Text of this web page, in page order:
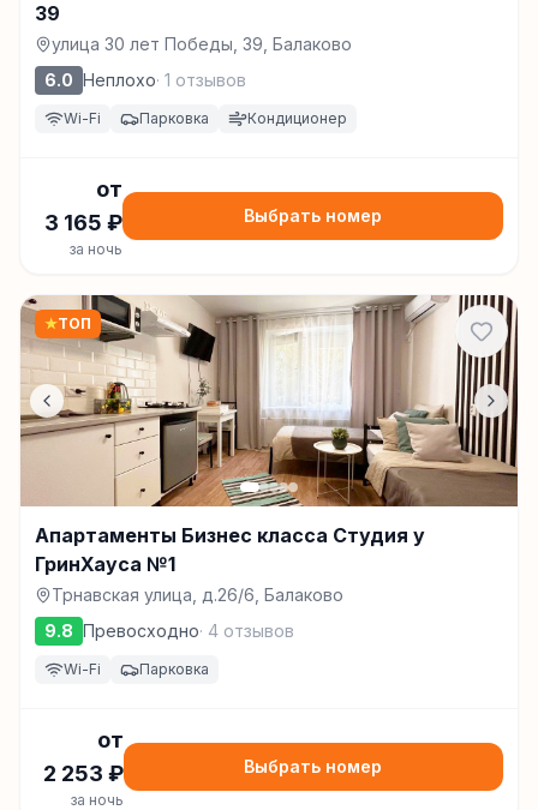
39
улица 30 лет Победы, 39, Балаково
6.0 Неплохо· 1 отзывов
Wi-Fi Парковка Кондиционер
от
3 165 ₽
за ночь
Выбрать номер
★ТОП
Апартаменты Бизнес класса Студия у
ГринХауса №1
Трнавская улица, д.26/6, Балаково
9.8 Превосходно· 4 отзывов
Wi-Fi Парковка
от
2 253 ₽
за ночь
Выбрать номер